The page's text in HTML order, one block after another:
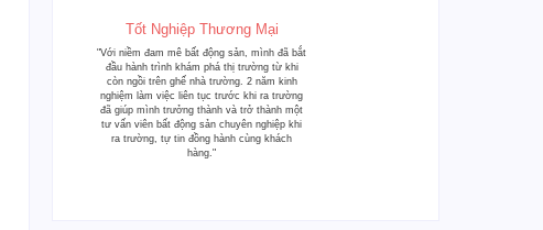
Tốt Nghiệp Thương Mại
"Với niềm đam mê bất động sản, mình đã bắt
đầu hành trình khám phá thị trường từ khi
còn ngồi trên ghế nhà trường. 2 năm kinh
nghiệm làm việc liên tục trước khi ra trường
đã giúp mình trưởng thành và trở thành một
tư vấn viên bất động sản chuyên nghiệp khi
ra trường, tự tin đồng hành cùng khách
hàng."